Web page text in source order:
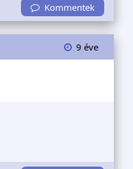
Kommentek
9 éve